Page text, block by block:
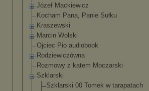
Józef Mackiewicz
Kocham Pana, Panie Sułku
Kraszewski
Marcin Wolski
Ojciec Pio audiobook
Rodziewiczówna
Rozmowy z katem Moczarski
Szklarski
Szklarski 00 Tomek w tarapatach